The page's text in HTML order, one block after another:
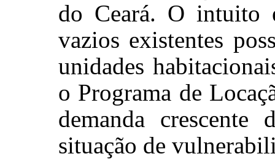
do Ceará. O intuito
vazios existentes
unidades
o Programa de
demanda
situação de